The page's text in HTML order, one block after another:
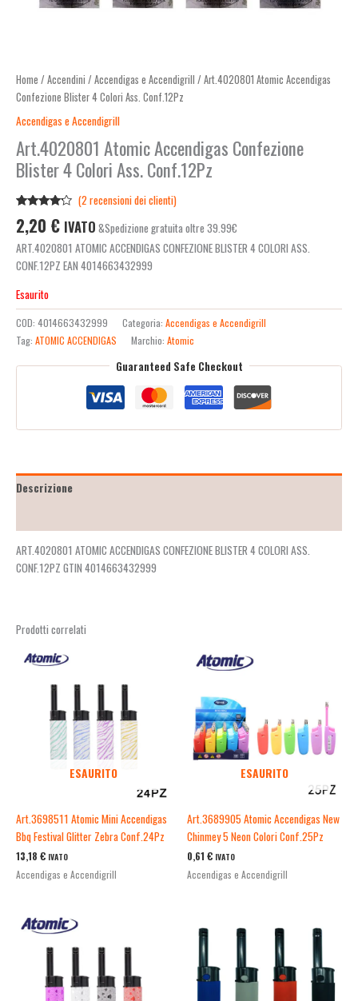
Home / Accendini / Accendigas e Accendigrill / Art.4020801 Atomic Accendigas
Confezione Blister 4 Colori Ass. Conf.12Pz
Accendigas e Accendigrill
Art.4020801 Atomic Accendigas Confezione
Blister 4 Colori Ass. Conf.12Pz
4.00su
5 su
base di
(2 recensioni dei clienti)
2,20 € IVATO &Spedizione gratuita oltre 39.99€
ART.4020801 ATOMIC ACCENDIGAS CONFEZIONE BLISTER 4 COLORI ASS.
CONF.12PZ EAN 4014663432999
Esaurito
COD: 4014663432999 Categoria: Accendigas e Accendigrill
Tag: ATOMIC ACCENDIGAS Marchio: Atomic
Guaranteed Safe Checkout
Descrizione
ART.4020801 ATOMIC ACCENDIGAS CONFEZIONE BLISTER 4 COLORI ASS.
CONF.12PZ GTIN 4014663432999
Prodotti correlati
ESAURITO
Art.3698511 Atomic Mini Accendigas
Bbq Festival Glitter Zebra Conf.24Pz
13,18 € IVATO
Accendigas e Accendigrill
ESAURITO
Art.3689905 Atomic Accendigas New
Chinmey 5 Neon Colori Conf.25Pz
0,61 € IVATO
Accendigas e Accendigrill